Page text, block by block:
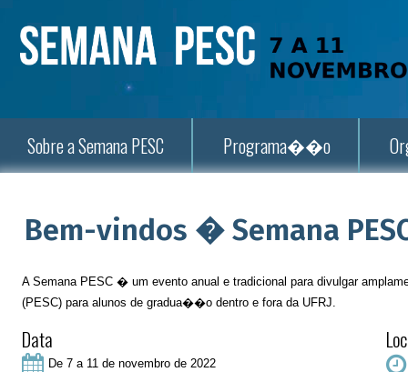
Sobre a Semana PESC Programa��o
Bem-vindos � Semana
A Semana PESC � um evento anual e tradicional para divulgar
(PESC) para alunos de gradua��o dentro e fora da UFRJ.
Data
De 7 a 11 de novembro de 2022